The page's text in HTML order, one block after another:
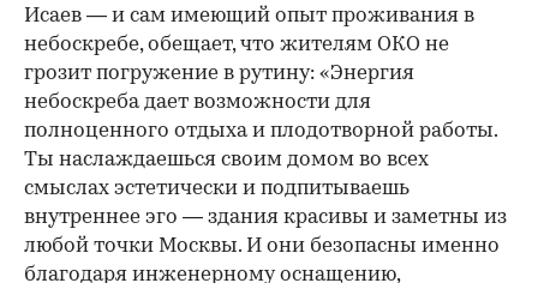
Исаев — и сам имеющий опыт проживания в
небоскребе, обещает, что жителям ОКО не
грозит погружение в рутину: «Энергия
небоскреба дает возможности для
полноценного отдыха и плодотворной работы.
Ты наслаждаешься своим домом во всех
смыслах эстетически и подпитываешь
внутреннее эго — здания красивы и заметны из
любой точки Москвы. И они безопасны именно
благодаря инженерному оснащению,